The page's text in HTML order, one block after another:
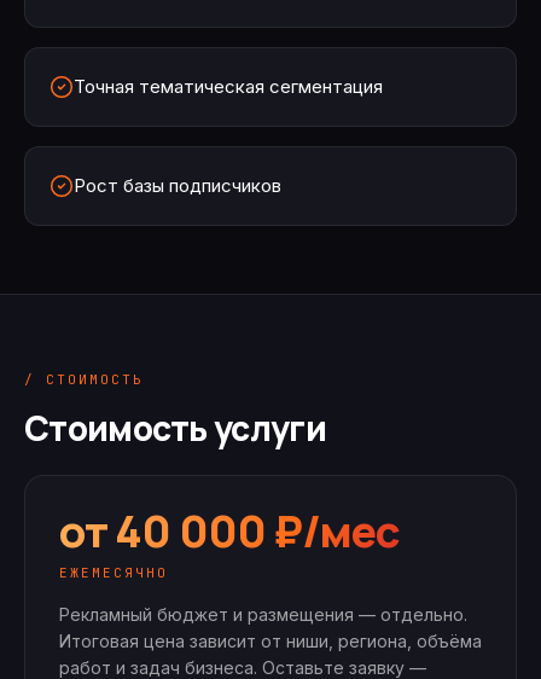
Точная тематическая сегментация
Рост базы подписчиков
/ СТОИМОСТЬ
Стоимость услуги
от 40 000 ₽/мес
ЕЖЕМЕСЯЧНО
Рекламный бюджет и размещения — отдельно.
Итоговая цена зависит от ниши, региона, объёма
работ и задач бизнеса. Оставьте заявку —